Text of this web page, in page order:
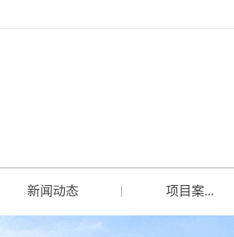
新闻动态 项目案...